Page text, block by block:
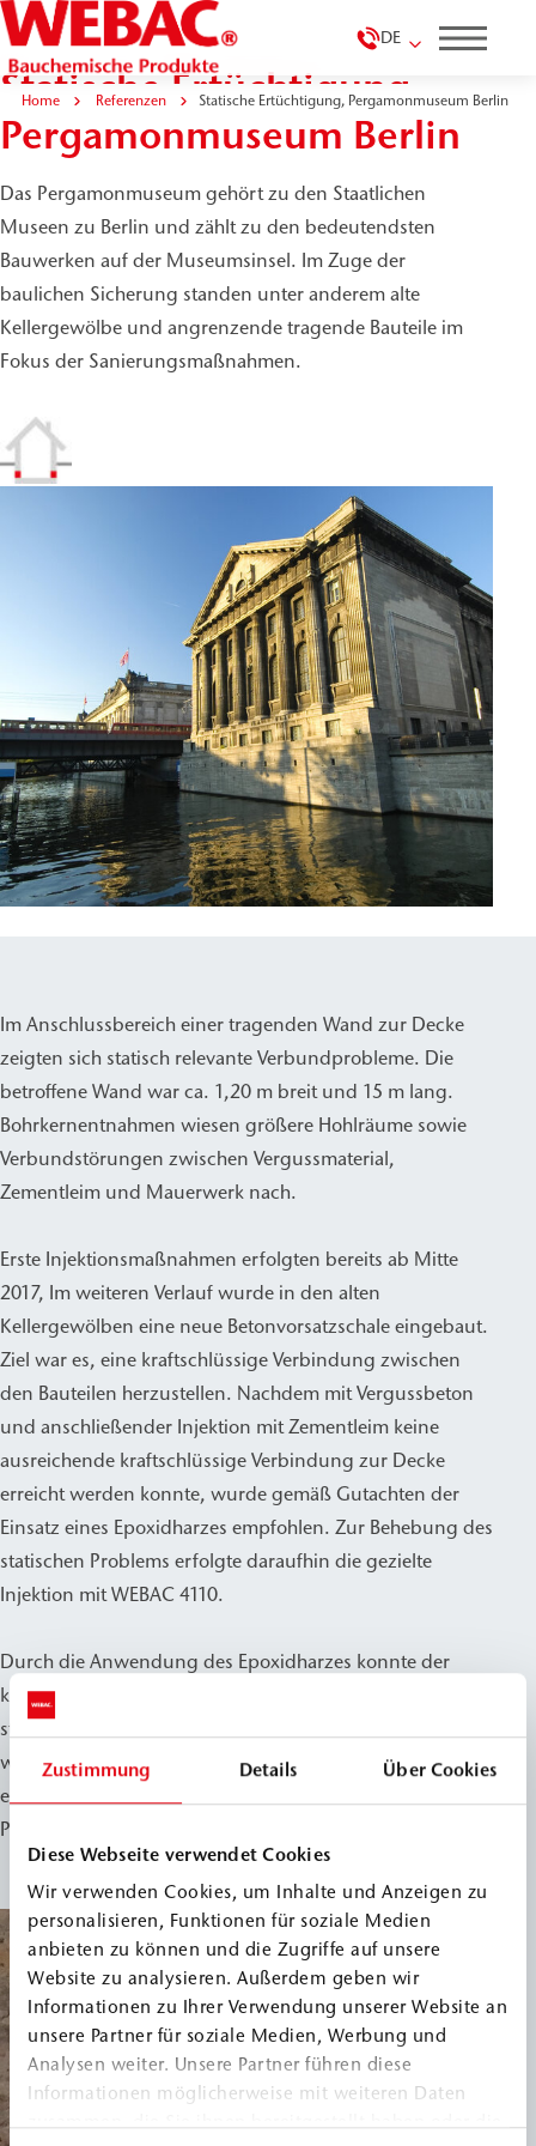
Zustimmung Details Über Cookies
Diese Webseite verwendet Cookies
Wir verwenden Cookies, um Inhalte und Anzeigen zu
personalisieren, Funktionen für soziale Medien
anbieten zu können und die Zugriffe auf unsere
Website zu analysieren. Außerdem geben wir
Informationen zu Ihrer Verwendung unserer Website an
unsere Partner für soziale Medien, Werbung und
Analysen weiter. Unsere Partner führen diese
Informationen möglicherweise mit weiteren Daten
DE
Home Referenzen Statische Ertüchtigung, Pergamonmuseum Berlin
Statische Ertüchtigung,
Pergamonmuseum Berlin
Das Pergamonmuseum gehört zu den Staatlichen
Museen zu Berlin und zählt zu den bedeutendsten
Bauwerken auf der Museumsinsel. Im Zuge der
baulichen Sicherung standen unter anderem alte
Kellergewölbe und angrenzende tragende Bauteile im
Fokus der Sanierungsmaßnahmen.
Im Anschlussbereich einer tragenden Wand zur Decke
zeigten sich statisch relevante Verbundprobleme. Die
betroffene Wand war ca. 1,20 m breit und 15 m lang.
Bohrkernentnahmen wiesen größere Hohlräume sowie
Verbundstörungen zwischen Vergussmaterial,
Zementleim und Mauerwerk nach.
Erste Injektionsmaßnahmen erfolgten bereits ab Mitte
2017, Im weiteren Verlauf wurde in den alten
Kellergewölben eine neue Betonvorsatzschale eingebaut.
Ziel war es, eine kraftschlüssige Verbindung zwischen
den Bauteilen herzustellen. Nachdem mit Vergussbeton
und anschließender Injektion mit Zementleim keine
ausreichende kraftschlüssige Verbindung zur Decke
erreicht werden konnte, wurde gemäß Gutachten der
Einsatz eines Epoxidharzes empfohlen. Zur Behebung des
statischen Problems erfolgte daraufhin die gezielte
Injektion mit WEBAC 4110.
Durch die Anwendung des Epoxidharzes konnte der
kraftschlüssige Verbund zuverlässig hergestellt und die
statische Funktion des Bauteils nachhaltig
wiederhergestellt werden. Die Maßnahme leistete damit
einen wichtigen Beitrag zur strukturellen Sicherung des
Pergamonmuseums.